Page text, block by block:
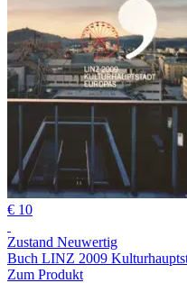
€ 10
Zustand Neuwertig
Buch LINZ 2009
Zum Produkt